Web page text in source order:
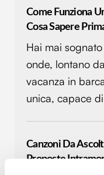
Come Funziona
Cosa Sapere
Hai mai
onde, lontano
vacanza in
unica, capace di
Canzoni Da
Proposte